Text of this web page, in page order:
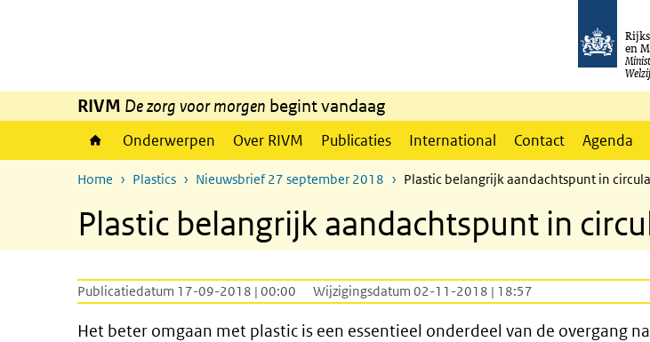
en
RIVM De zorg voor morgen begint vandaag
Onderwerpen Over RIVM Publicaties International Contact Agenda
Home Plastics Nieuwsbrief 27 september 2018 Plastic belangrijk aandachtspunt in
Plastic belangrijk aandachtspunt in
Publicatiedatum 17-09-2018 | 00:00 Wijzigingsdatum 02-11-2018 | 18:57
Het beter omgaan met plastic is een essentieel onderdeel van de overgang